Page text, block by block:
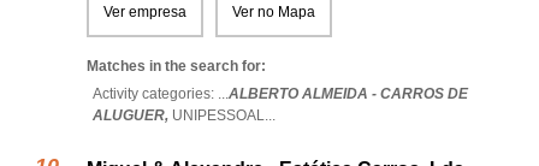
Ver empresa Ver no Mapa
Matches in the search for:
Activity categories: ...ALBERTO ALMEIDA - CARROS DE
ALUGUER, UNIPESSOAL...